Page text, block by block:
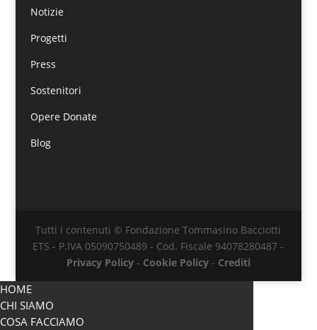
Notizie
Progetti
Press
Sostenitori
Opere Donate
Blog
Tutti i contenuti © Fondazione Tommasino Bacciotti
ETS - P.IVA 05090750489 - Cod. Fiscale 94078280487 -
Privacy Policy- Cookie Policy- Crediti
HOME
CHI SIAMO
COSA FACCIAMO